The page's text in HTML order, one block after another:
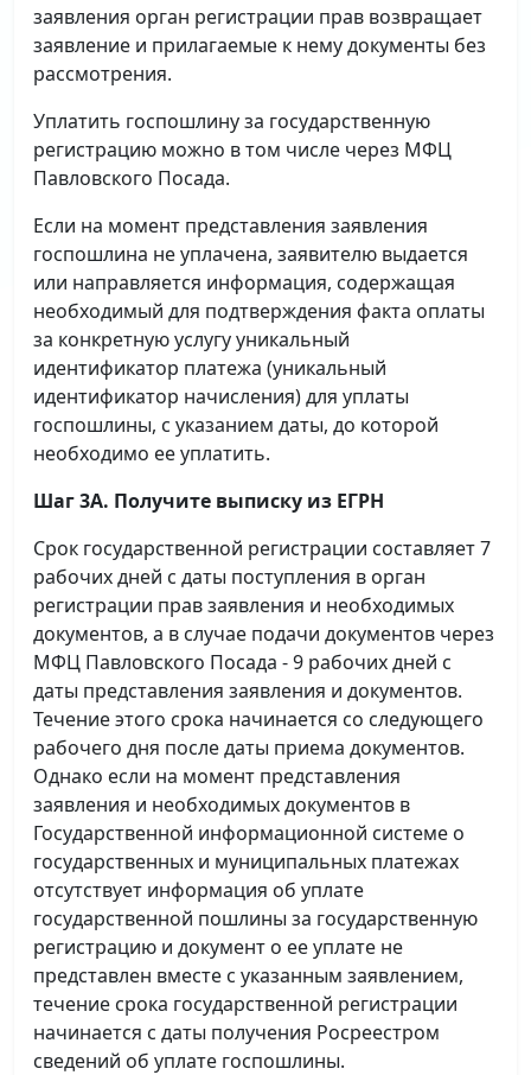
заявления орган регистрации прав возвращает
заявление и прилагаемые к нему документы без
рассмотрения.
Уплатить госпошлину за государственную
регистрацию можно в том числе через МФЦ
Павловского Посада.
Если на момент представления заявления
госпошлина не уплачена, заявителю выдается
или направляется информация, содержащая
необходимый для подтверждения факта оплаты
за конкретную услугу уникальный
идентификатор платежа (уникальный
идентификатор начисления) для уплаты
госпошлины, с указанием даты, до которой
необходимо ее уплатить.
Шаг 3А. Получите выписку из ЕГРН
Срок государственной регистрации составляет 7
рабочих дней с даты поступления в орган
регистрации прав заявления и необходимых
документов, а в случае подачи документов через
МФЦ Павловского Посада - 9 рабочих дней с
даты представления заявления и документов.
Течение этого срока начинается со следующего
рабочего дня после даты приема документов.
Однако если на момент представления
заявления и необходимых документов в
Государственной информационной системе о
государственных и муниципальных платежах
отсутствует информация об уплате
государственной пошлины за государственную
регистрацию и документ о ее уплате не
представлен вместе с указанным заявлением,
течение срока государственной регистрации
начинается с даты получения Росреестром
сведений об уплате госпошлины.